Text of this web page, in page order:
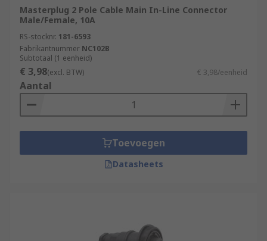
Masterplug 2 Pole Cable Main In-Line Connector
Male/Female, 10A
RS-stocknr. 181-6593
Fabrikantnummer NC102B
Subtotaal (1 eenheid)
€ 3,98(excl. BTW) € 3,98/eenheid
Aantal
Toevoegen
Datasheets